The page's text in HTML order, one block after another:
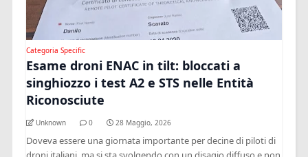
Categoria Specific
Esame droni ENAC in tilt: bloccati a
singhiozzo i test A2 e STS nelle Entità
Riconosciute
Unknown 0 28 Maggio, 2026
Doveva essere una giornata importante per decine di piloti di